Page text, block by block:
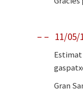
– – 11/05/
Estimat
Gran